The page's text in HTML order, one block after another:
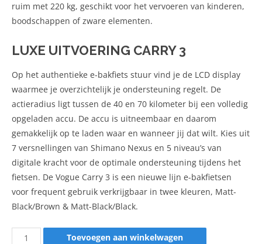
ruim met 220 kg, geschikt voor het vervoeren van kinderen,
boodschappen of zware elementen.
LUXE UITVOERING CARRY 3
Op het authentieke e-bakfiets stuur vind je de LCD display
waarmee je overzichtelijk je ondersteuning regelt. De
actieradius ligt tussen de 40 en 70 kilometer bij een volledig
opgeladen accu. De accu is uitneembaar en daarom
gemakkelijk op te laden waar en wanneer jij dat wilt. Kies uit
7 versnellingen van Shimano Nexus en 5 niveau’s van
digitale kracht voor de optimale ondersteuning tijdens het
fietsen. De Vogue Carry 3 is een nieuwe lijn e-bakfietsen
voor frequent gebruik verkrijgbaar in twee kleuren, Matt-
Black/Brown & Matt-Black/Black.
Toevoegen aan winkelwagen